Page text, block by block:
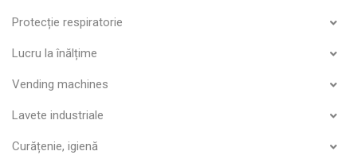
Protecție respiratorie
Lucru la înălțime
Vending machines
Lavete industriale
Curățenie, igienă